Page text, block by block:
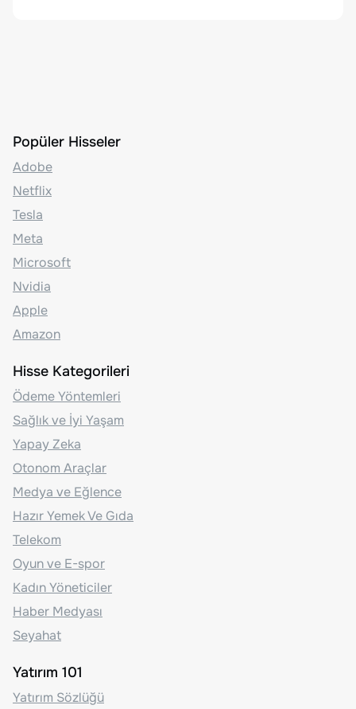
Popüler Hisseler
Adobe
Netflix
Tesla
Meta
Microsoft
Nvidia
Apple
Amazon
Hisse Kategorileri
Ödeme Yöntemleri
Sağlık ve İyi Yaşam
Yapay Zeka
Otonom Araçlar
Medya ve Eğlence
Hazır Yemek Ve Gıda
Telekom
Oyun ve E-spor
Kadın Yöneticiler
Haber Medyası
Seyahat
Yatırım 101
Yatırım Sözlüğü